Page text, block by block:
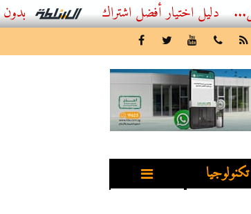
أفضل اشتراك IPTV بدون تقطيع 2026 – دليل المشاهد العصري
تكنولوجيا